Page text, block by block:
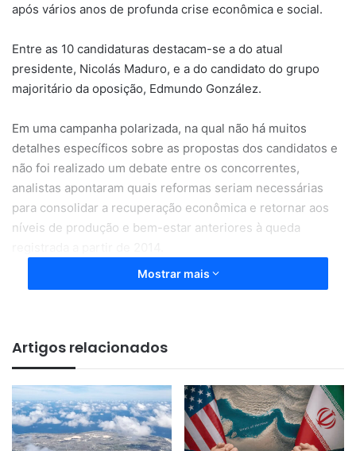
após vários anos de profunda crise econômica e social.
Entre as 10 candidaturas destacam-se a do atual
presidente, Nicolás Maduro, e a do candidato do grupo
majoritário da oposição, Edmundo González.
Em uma campanha polarizada, na qual não há muitos
detalhes específicos sobre as propostas dos candidatos e
não foi realizado um debate entre os concorrentes,
analistas apontaram quais reformas seriam necessárias
para consolidar a recuperação econômica e retornar aos
níveis de produção e bem-estar anteriores à queda
Essa queda incluiu hiperinflação, escassez de produtos
governo de Maduro, muitos dos quais foram reprimidos
com violência.
Mostrar mais
Artigos relacionados